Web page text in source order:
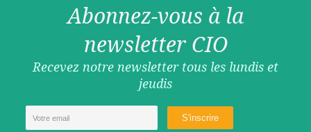
Abonnez-vous à la
newsletter CIO
Recevez notre newsletter tous les lundis et
jeudis